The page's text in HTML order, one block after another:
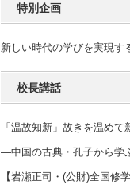
特別企画
新しい時代の学びを実現す
校長講話
「温故知新」故きを温めて
―中国の古典・孔子から学
【岩瀬正司・(公財)全国修